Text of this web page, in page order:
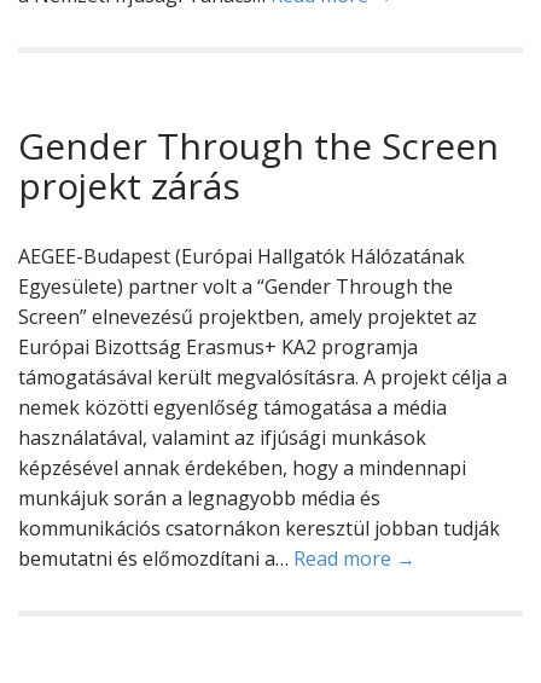
Gender Through the Screen
projekt zárás
AEGEE-Budapest (Európai Hallgatók Hálózatának
Egyesülete) partner volt a “Gender Through the
Screen” elnevezésű projektben, amely projektet az
Európai Bizottság Erasmus+ KA2 programja
támogatásával került megvalósításra. A projekt célja a
nemek közötti egyenlőség támogatása a média
használatával, valamint az ifjúsági munkások
képzésével annak érdekében, hogy a mindennapi
munkájuk során a legnagyobb média és
kommunikációs csatornákon keresztül jobban tudják
bemutatni és előmozdítani a… Read more →